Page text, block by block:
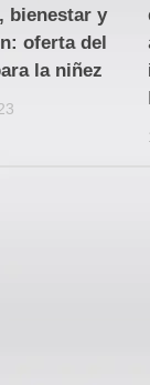
bienestar y
oferta del
la niñez